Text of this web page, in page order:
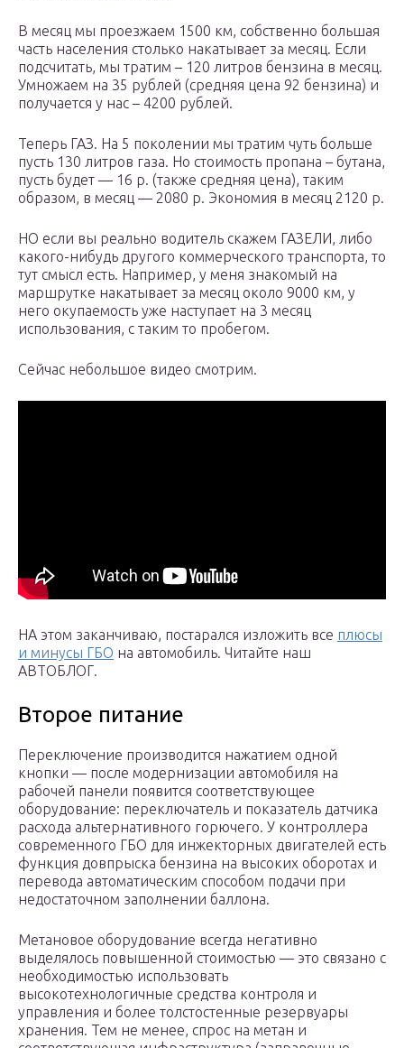
В месяц мы проезжаем 1500 км, собственно большая
часть населения столько накатывает за месяц. Если
подсчитать, мы тратим – 120 литров бензина в месяц.
Умножаем на 35 рублей (средняя цена 92 бензина) и
получается у нас – 4200 рублей.
Теперь ГАЗ. На 5 поколении мы тратим чуть больше
пусть 130 литров газа. Но стоимость пропана – бутана,
пусть будет — 16 р. (также средняя цена), таким
образом, в месяц — 2080 р. Экономия в месяц 2120 р.
НО если вы реально водитель скажем ГАЗЕЛИ, либо
какого-нибудь другого коммерческого транспорта, то
тут смысл есть. Например, у меня знакомый на
маршрутке накатывает за месяц около 9000 км, у
него окупаемость уже наступает на 3 месяц
использования, с таким то пробегом.
Сейчас небольшое видео смотрим.
НА этом заканчиваю, постарался изложить все плюсы
и минусы ГБО на автомобиль. Читайте наш
АВТОБЛОГ.
Второе питание
Переключение производится нажатием одной
кнопки — после модернизации автомобиля на
рабочей панели появится соответствующее
оборудование: переключатель и показатель датчика
расхода альтернативного горючего. У контроллера
современного ГБО для инжекторных двигателей есть
функция довпрыска бензина на высоких оборотах и
перевода автоматическим способом подачи при
недостаточном заполнении баллона.
Метановое оборудование всегда негативно
выделялось повышенной стоимостью — это связано с
необходимостью использовать
высокотехнологичные средства контроля и
управления и более толстостенные резервуары
хранения. Тем не менее, спрос на метан и